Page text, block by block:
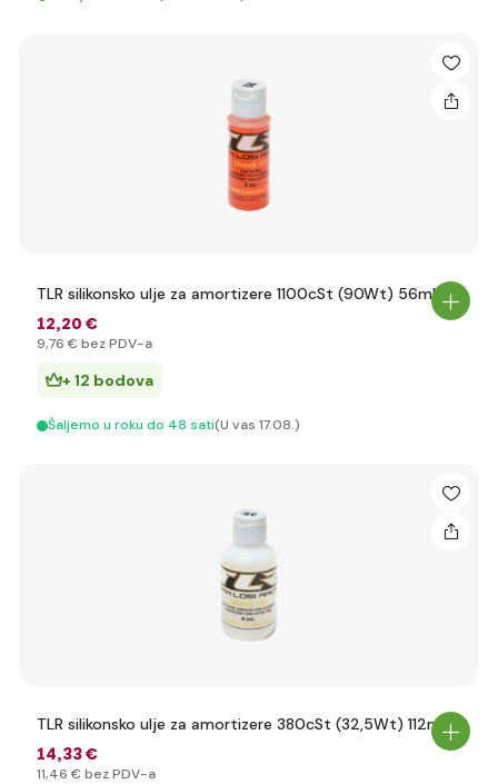
TLR silikonsko ulje za amortizere 1100cSt (90Wt) 56ml
12,20 €
9,76 € bez PDV-a
+ 12 bodova
Šaljemo u roku do 48 sati(U vas 17.08.)
TLR silikonsko ulje za amortizere 380cSt (32,5Wt) 112ml
14,33 €
11,46 € bez PDV-a